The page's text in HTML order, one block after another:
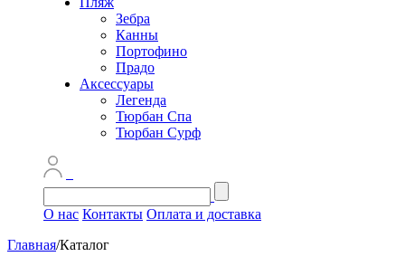
Зебра
Канны
Портофино
Прадо
Аксессуары
Легенда
Тюрбан Спа
Тюрбан Сурф
О нас Контакты Оплата и доставка
Главная/Каталог